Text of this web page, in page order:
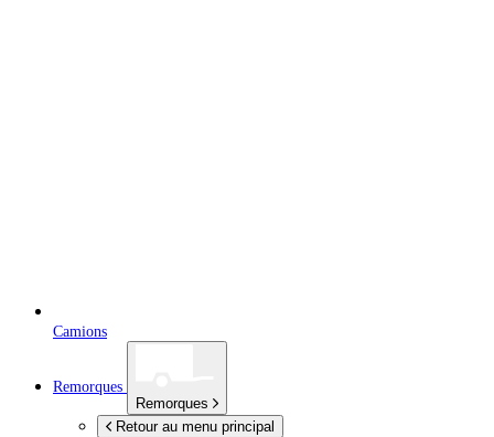
Camions
Remorques
Remorques
Retour au menu principal